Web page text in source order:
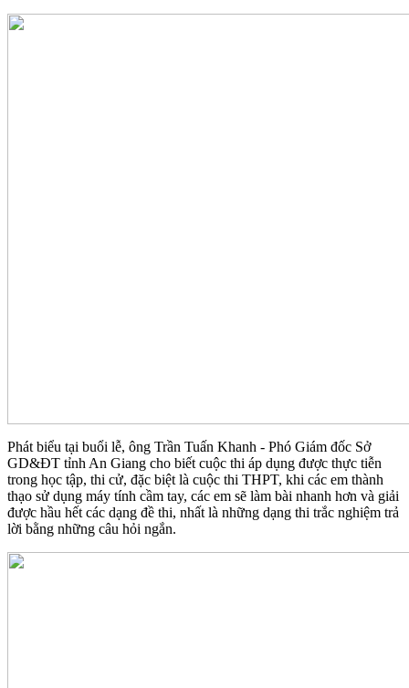
Phát biểu tại buổi lễ, ông Trần Tuấn Khanh - Phó Giám đốc Sở
GD&ĐT tỉnh An Giang cho biết cuộc thi áp dụng được thực tiễn
trong học tập, thi cử, đặc biệt là cuộc thi THPT, khi các em thành
thạo sử dụng máy tính cầm tay, các em sẽ làm bài nhanh hơn và giải
được hầu hết các dạng đề thi, nhất là những dạng thi trắc nghiệm trả
lời bằng những câu hỏi ngắn.